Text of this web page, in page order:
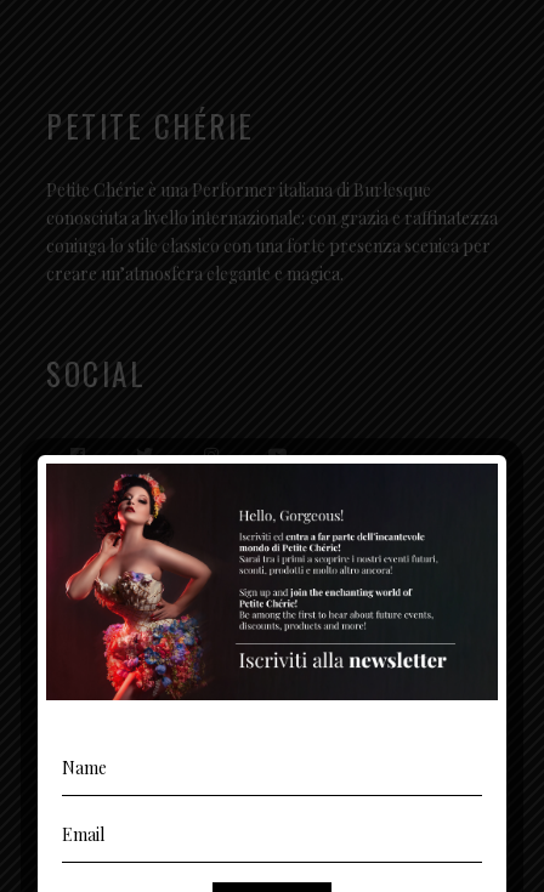
PETITE CHÉRIE
Petite Chérie è una Performer italiana di Burlesque
conosciuta a livello internazionale: con grazia e raffinatezza
coniuga lo stile classico con una forte presenza scenica per
creare un’atmosfera elegante e magica.
SOCIAL
CONTATTI
(+39) 3494378699 - 376 1365 767
Sede Legale - Milano: + 39 02 00684503
inquires@petitecherie.net
Via Monte Napoleone, 8 - 20121 Milano (MI)